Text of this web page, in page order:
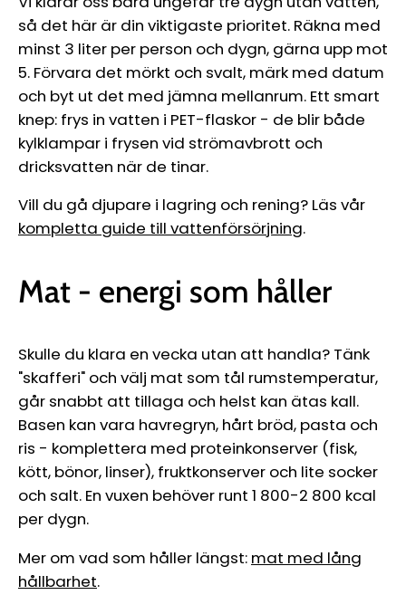
så det här är din viktigaste prioritet. Räkna med
minst 3 liter per person och dygn, gärna upp mot
5. Förvara det mörkt och svalt, märk med datum
och byt ut det med jämna mellanrum. Ett smart
knep: frys in vatten i PET-flaskor - de blir både
kylklampar i frysen vid strömavbrott och
dricksvatten när de tinar.
Vill du gå djupare i lagring och rening? Läs vår
kompletta guide till vattenförsörjning.
Mat - energi som håller
Skulle du klara en vecka utan att handla? Tänk
"skafferi" och välj mat som tål rumstemperatur,
går snabbt att tillaga och helst kan ätas kall.
Basen kan vara havregryn, hårt bröd, pasta och
ris - komplettera med proteinkonserver (fisk,
kött, bönor, linser), fruktkonserver och lite socker
och salt. En vuxen behöver runt 1 800-2 800 kcal
per dygn.
Mer om vad som håller längst: mat med lång
hållbarhet.